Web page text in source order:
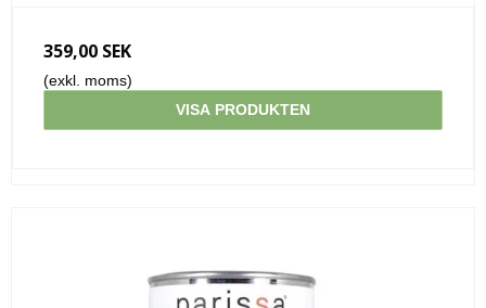
359,00 SEK
(exkl. moms)
VISA PRODUKTEN